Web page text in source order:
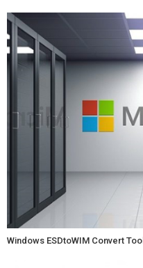
Windows ESDtoWIM Convert Tool